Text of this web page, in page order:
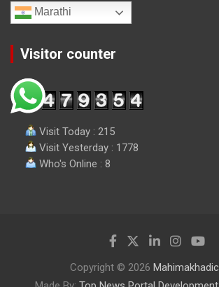
Marathi
Visitor counter
Visit Today : 215
Visit Yesterday : 1778
Who's Online : 8
Copyright © 2026